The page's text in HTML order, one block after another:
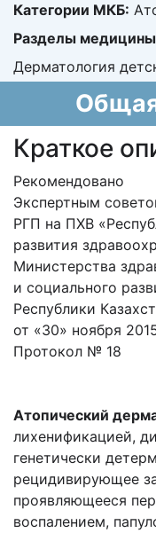
Категории МКБ:
Разделы
Дерматология
Краткое
Рекомендовано
Экспертным
РГП на ПХВ
развития
Министерства
и социального
Республики
от «30» ноября
Протокол № 18
Атопический
лихенификацией,
генетически
рецидивирующее
проявляющееся
воспалением,